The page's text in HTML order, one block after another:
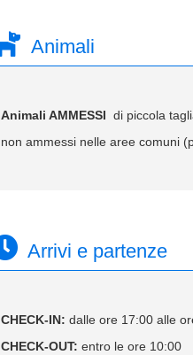
Animali
Animali AMMESSI di piccola
non ammessi nelle aree comuni
Arrivi e partenze
CHECK-IN: dalle ore 17:00 alle
CHECK-OUT: entro le ore 10:00